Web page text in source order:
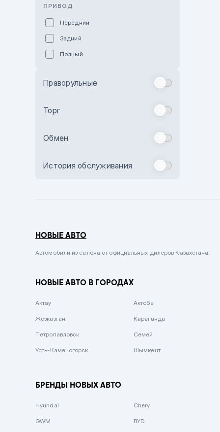
Бежевый
Комбинированный
Сиреневый металлик
Вишневый
Зеленый металлик
ПРИВОД
Передний
Задний
Полный
Праворульные
Торг
Обмен
История обслуживания
НОВЫЕ АВТО
Автомобили из салона от официальных дилеров Казахстана.
НОВЫЕ АВТО В ГОРОДАХ
Актау Актобе
Жезказган Караганда
Петропавловск Семей
Усть-Каменогорск Шымкент
БРЕНДЫ НОВЫХ АВТО
Hyundai Chery
GWM BYD